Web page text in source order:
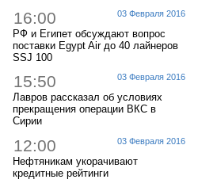
03 Февраля 2016
16:00
РФ и Египет обсуждают вопрос
поставки Egypt Air до 40 лайнеров
SSJ 100
03 Февраля 2016
15:50
Лавров рассказал об условиях
прекращения операции ВКС в
Сирии
03 Февраля 2016
12:00
Нефтяникам укорачивают
кредитные рейтинги